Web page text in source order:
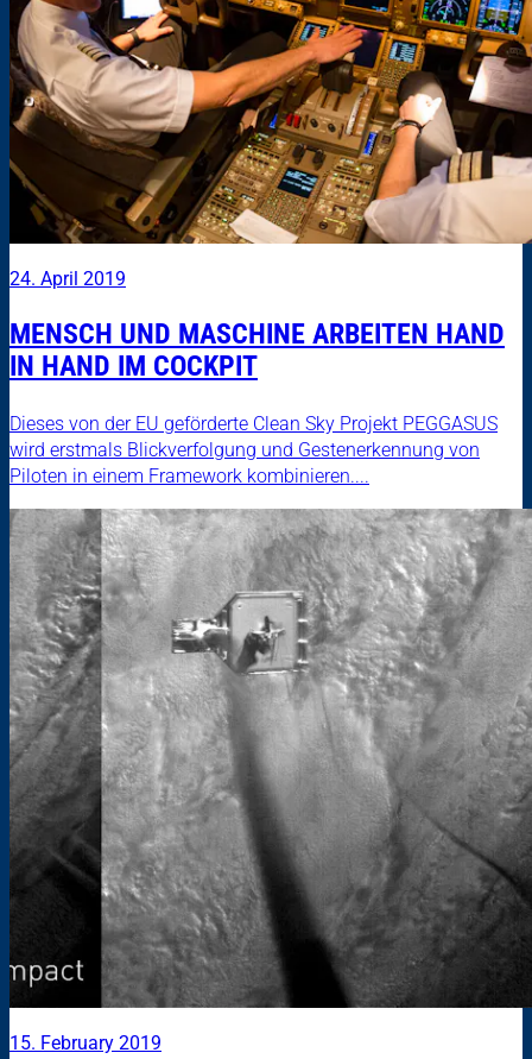
24. April 2019
MENSCH UND MASCHINE ARBEITEN HAND
IN HAND IM COCKPIT
Dieses von der EU geförderte Clean Sky Projekt PEGGASUS
wird erstmals Blickverfolgung und Gestenerkennung von
Piloten in einem Framework kombinieren....
15. February 2019